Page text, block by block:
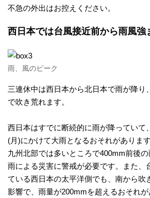
画
像
天
気
不急の外出はお控えください。
西日本では台風接近前から雨風強
雨、風のピーク
三連休中は西日本から北日本で雨が降り
で吹き荒れます。
西日本はすでに断続的に雨が降っていて
(月)にかけて大雨となるおそれがありま
九州北部では多いところで400mm前後
雨による災害に警戒が必要です。また、
ている西日本の太平洋側でも、南から吹
影響で、雨量が200mmを超えるおそれが